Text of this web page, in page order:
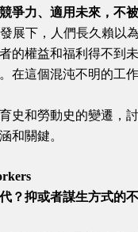
爭力、適用未來，不
展下，人們長久賴以
的權益和福利得不到
在這個混沌不明的工
史和勞動史的變遷，
和關鍵。
？抑或者謀生方式的